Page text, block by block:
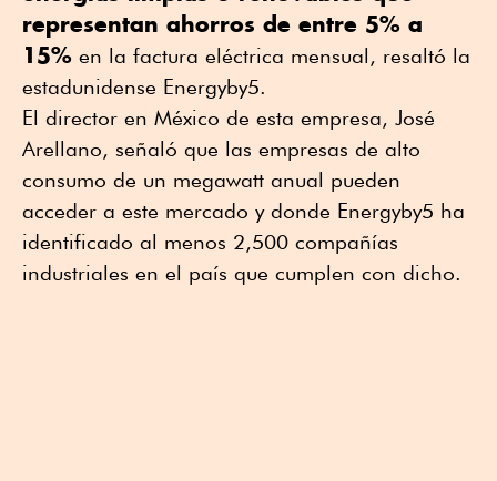
representan ahorros de entre 5% a
15% en la factura eléctrica mensual, resaltó la
estadunidense Energyby5.
El director en México de esta empresa, José
Arellano, señaló que las empresas de alto
consumo de un megawatt anual pueden
acceder a este mercado y donde Energyby5 ha
identificado al menos 2,500 compañías
industriales en el país que cumplen con dicho.